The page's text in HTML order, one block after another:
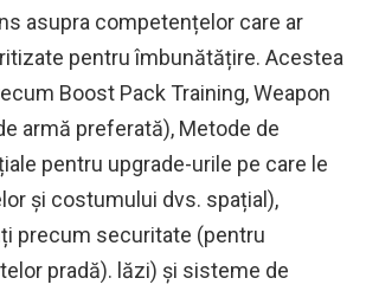
asupra competențelor care ar
pentru îmbunătățire. Acestea
Boost Pack Training, Weapon
armă preferată), Metode de
pentru upgrade-urile pe care le
și costumului dvs. spațial),
precum securitate (pentru
pradă). lăzi) și sisteme de